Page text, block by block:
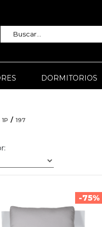
DORMITORIOS
197
-75%